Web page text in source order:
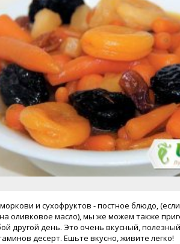
и сухофруктов - постное блюдо,
оливковое масло), мы же можем также
другой день. Это очень вкусный,
десерт. Ешьте вкусно, живите легко!